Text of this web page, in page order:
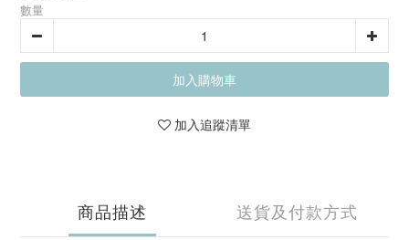
數量
加入購物車
加入追蹤清單
商品描述 送貨及付款方式